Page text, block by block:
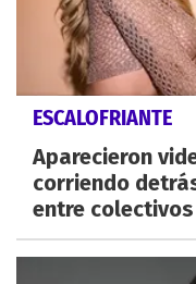
ESCALOFRIANTE
Aparecieron
corriendo
entre colectivos